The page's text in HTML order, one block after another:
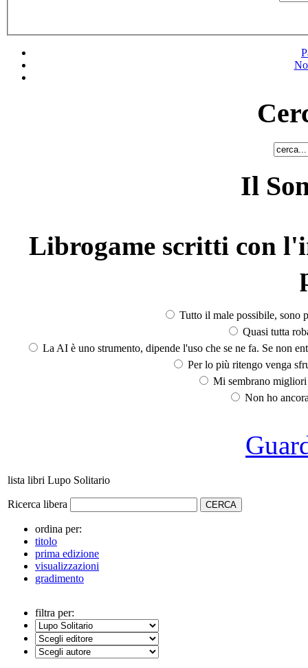
Il
Librogame scritti con
Tutto il male possibile, sono
Quasi tutta
La AI è uno strumento, dipende l'uso che se ne fa. Se non
Per lo più ritengo venga
Mi sembrano
Non ho
lista libri Lupo Solitario
Ricerca libera
ordina per:
titolo
prima edizione
visualizzazioni
gradimento
filtra per: